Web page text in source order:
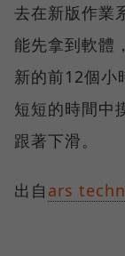
去在新版作業
能先拿到軟體
新的前12個小
短短的時間中
跟著下滑。
出自 ars